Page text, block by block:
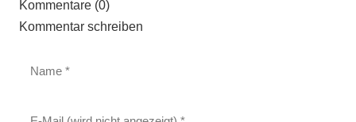
Kommentare (0)
Kommentar schreiben